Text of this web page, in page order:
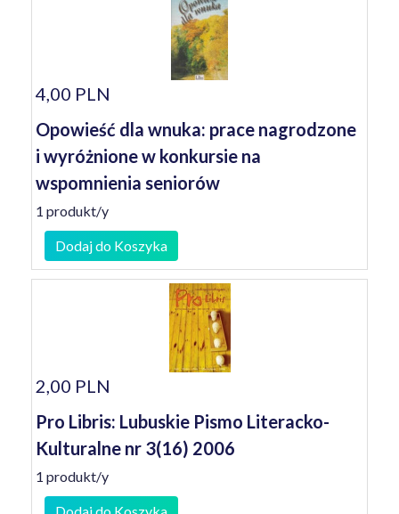
4,00 PLN
Opowieść dla wnuka: prace nagrodzone
i wyróżnione w konkursie na
wspomnienia seniorów
1 produkt/y
Dodaj do Koszyka
2,00 PLN
Pro Libris: Lubuskie Pismo Literacko-
Kulturalne nr 3(16) 2006
1 produkt/y